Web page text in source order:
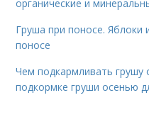
органические и
Груша при поносе. Яблоки
поносе
Чем подкармливать грушу
подкормке груши осенью